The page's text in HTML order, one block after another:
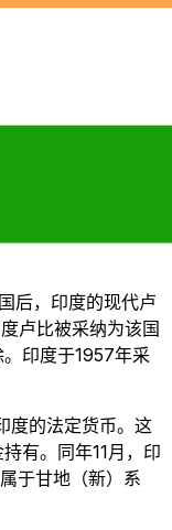
卢比的设计相似，
位制，并一直使用
后，印度的现代卢
卢比被采纳为该国
印度于1957年采
度的法定货币。这
有。同年11月，印
于甘地（新）系